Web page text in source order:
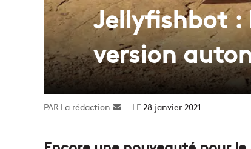
Jellyfishbot :
version
La rédaction
Envoyer28 janvier 2021